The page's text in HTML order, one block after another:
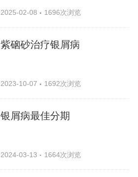
2025-02-08 1696次浏览
紫硇砂治疗银屑病
2023-10-07 1692次浏览
银屑病最佳分期
2024-03-13 1664次浏览